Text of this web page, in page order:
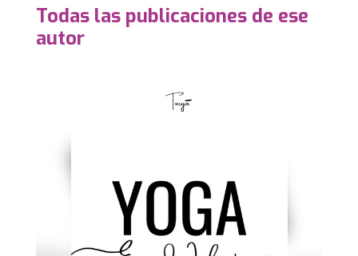
Todas las publicaciones de ese
autor